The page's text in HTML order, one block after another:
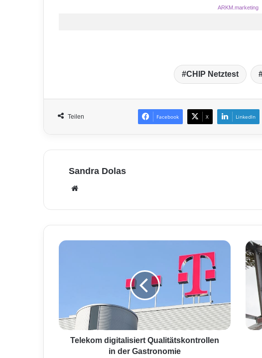
ARKM.marketing
CHIP Netztest
Teilen Facebook X LinkedIn
Sandra Dolas
ite
T
d
i
Telekom digitalisiert Qualitätskontrollen
in der Gastronomie
A
b
s
t
t